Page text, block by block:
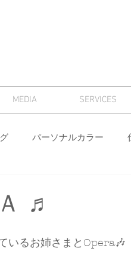
MEDIA SERVICES
パーソナルカラー
♬
いるお姉さまとOpera🎶